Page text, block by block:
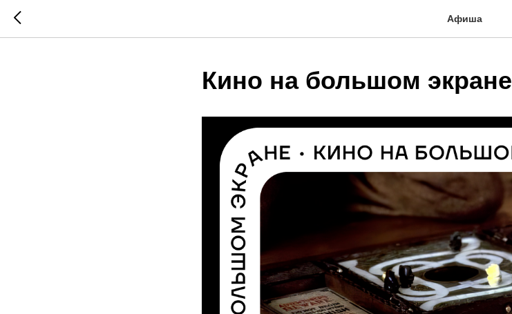
Афиша
Кино на большом экране